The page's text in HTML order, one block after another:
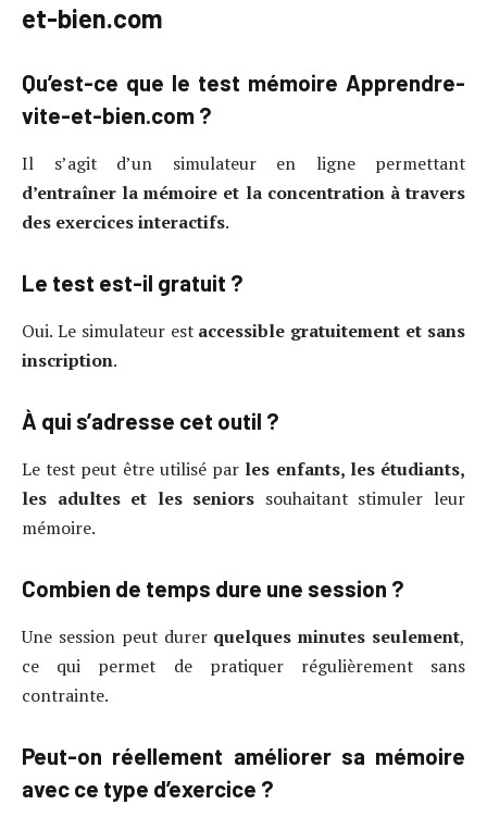
et-bien.com
Qu’est-ce que le test mémoire Apprendre-
vite-et-bien.com ?
Il s’agit d’un simulateur en ligne permettant
d’entraîner la mémoire et la concentration à travers
des exercices interactifs.
Le test est-il gratuit ?
Oui. Le simulateur est accessible gratuitement et sans
inscription.
À qui s’adresse cet outil ?
Le test peut être utilisé par les enfants, les étudiants,
les adultes et les seniors souhaitant stimuler leur
mémoire.
Combien de temps dure une session ?
Une session peut durer quelques minutes seulement,
ce qui permet de pratiquer régulièrement sans
contrainte.
Peut-on réellement améliorer sa mémoire
avec ce type d’exercice ?